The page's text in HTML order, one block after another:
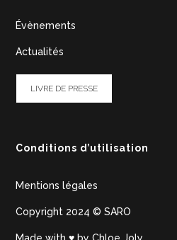
Évènements
Actualités
LIVRE DE PRESSE
Conditions d’utilisation
Mentions légales
Copyright 2024 © SARO